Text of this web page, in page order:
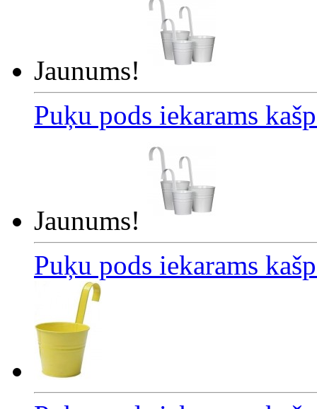
Jaunums!
Puķu pods iekarams
Jaunums!
Puķu pods iekarams